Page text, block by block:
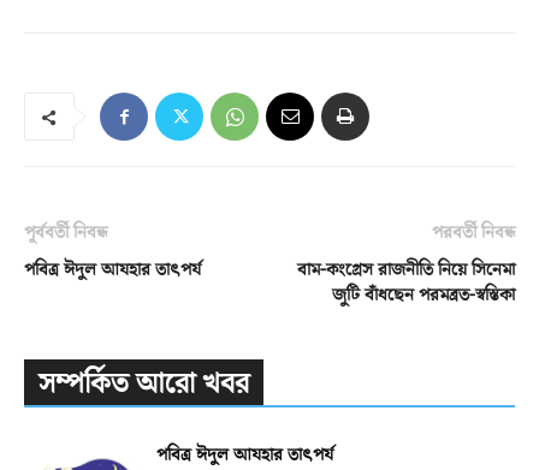
পূর্ববর্তী নিবন্ধ
পবিত্র ঈদুল আযহার তাৎপর্য
পরবর্তী নিবন্ধ
বাম-কংগ্রেস রাজনীতি নিয়ে সিনেমা
জুটি বাঁধছেন পরমব্রত-স্বস্তিকা
সম্পর্কিত আরো খবর
পবিত্র ঈদুল আযহার তাৎপর্য